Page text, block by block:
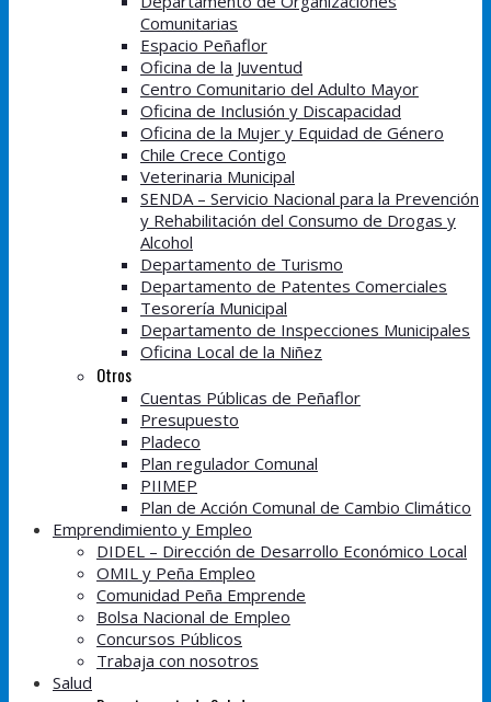
Comunitarias
Espacio Peñaflor
Oficina de la Juventud
Centro Comunitario del Adulto Mayor
Oficina de Inclusión y Discapacidad
Oficina de la Mujer y Equidad de Género
Chile Crece Contigo
Veterinaria Municipal
SENDA – Servicio Nacional para la Prevención
y Rehabilitación del Consumo de Drogas y
Alcohol
Departamento de Turismo
Departamento de Patentes Comerciales
Tesorería Municipal
Departamento de Inspecciones Municipales
Oficina Local de la Niñez
Otros
Cuentas Públicas de Peñaflor
Presupuesto
Pladeco
Plan regulador Comunal
PIIMEP
Plan de Acción Comunal de Cambio Climático
Emprendimiento y Empleo
DIDEL – Dirección de Desarrollo Económico Local
OMIL y Peña Empleo
Comunidad Peña Emprende
Bolsa Nacional de Empleo
Concursos Públicos
Trabaja con nosotros
Salud